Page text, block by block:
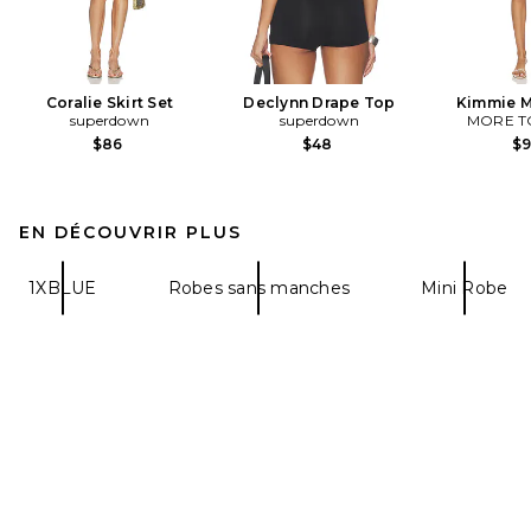
Coralie Skirt Set
superdown
$86
Declynn Drape Top
superdown
$48
Kimmie
MORE
EN DÉCOUVRIR PLUS
1XBLUE Robes sans manches Mini Robe